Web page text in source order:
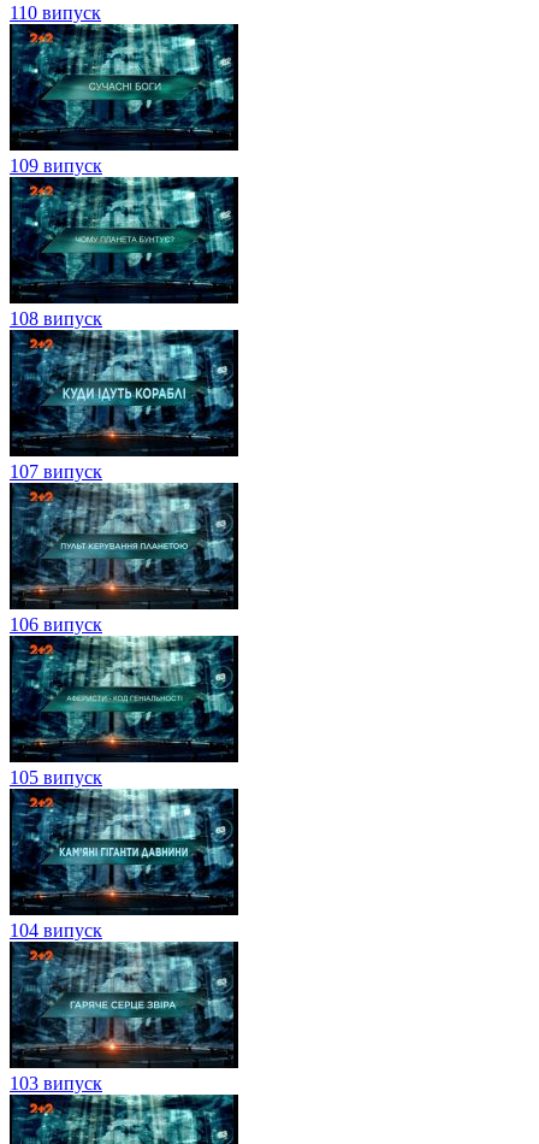
110 випуск
109 випуск
108 випуск
107 випуск
106 випуск
105 випуск
104 випуск
103 випуск